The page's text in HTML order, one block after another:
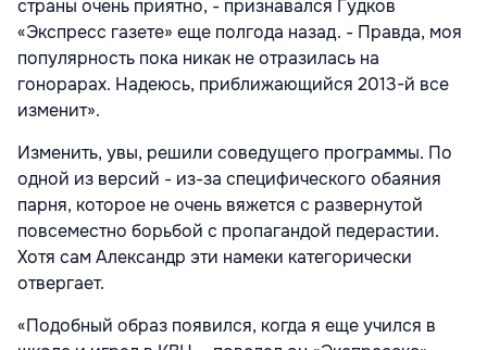
страны очень приятно, - признавался Гудков
«Экспресс газете» еще полгода назад. - Правда, моя
популярность пока никак не отразилась на
гонорарах. Надеюсь, приближающийся 2013-й все
изменит».
Изменить, увы, решили соведущего программы. По
одной из версий - из-за специфического обаяния
парня, которое не очень вяжется с развернутой
повсеместно борьбой с пропагандой педерастии.
Хотя сам Александр эти намеки категорически
отвергает.
«Подобный образ появился, когда я еще учился в